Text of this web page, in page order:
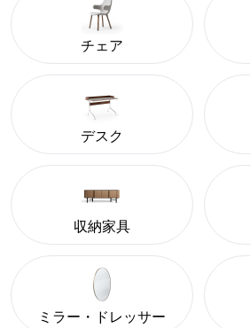
チェア
デスク
収納家具
ミラー・ドレッサー